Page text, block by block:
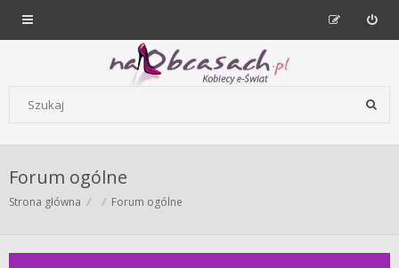
Forum dla kobiet | NaObcasach.pl
Forum ogólne
Strona główna Forum ogólne